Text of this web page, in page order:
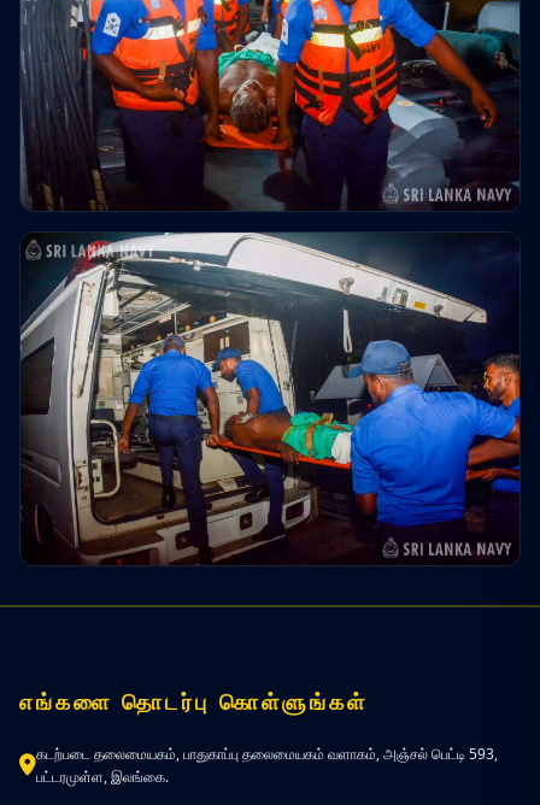
எங்களை தொடர்பு கொள்ளுங்கள்
கடற்படை தலைமையகம், பாதுகாப்பு தலைமையகம் வளாகம், அஞ்சல் பெட்டி 593,
பட்டரமுள்ள, இலங்கை.